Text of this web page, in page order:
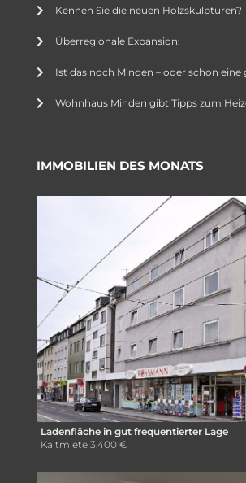
Kennen Sie die neuen Holzskulpturen?
Überregionale Expansion:
Ist das noch Minden – oder schon eine
Wohnhaus Minden gibt Tipps zum
IMMOBILIEN DES MONATS
Ladenfläche in gut frequentierter Lage
Kaltmiete 3.400 €